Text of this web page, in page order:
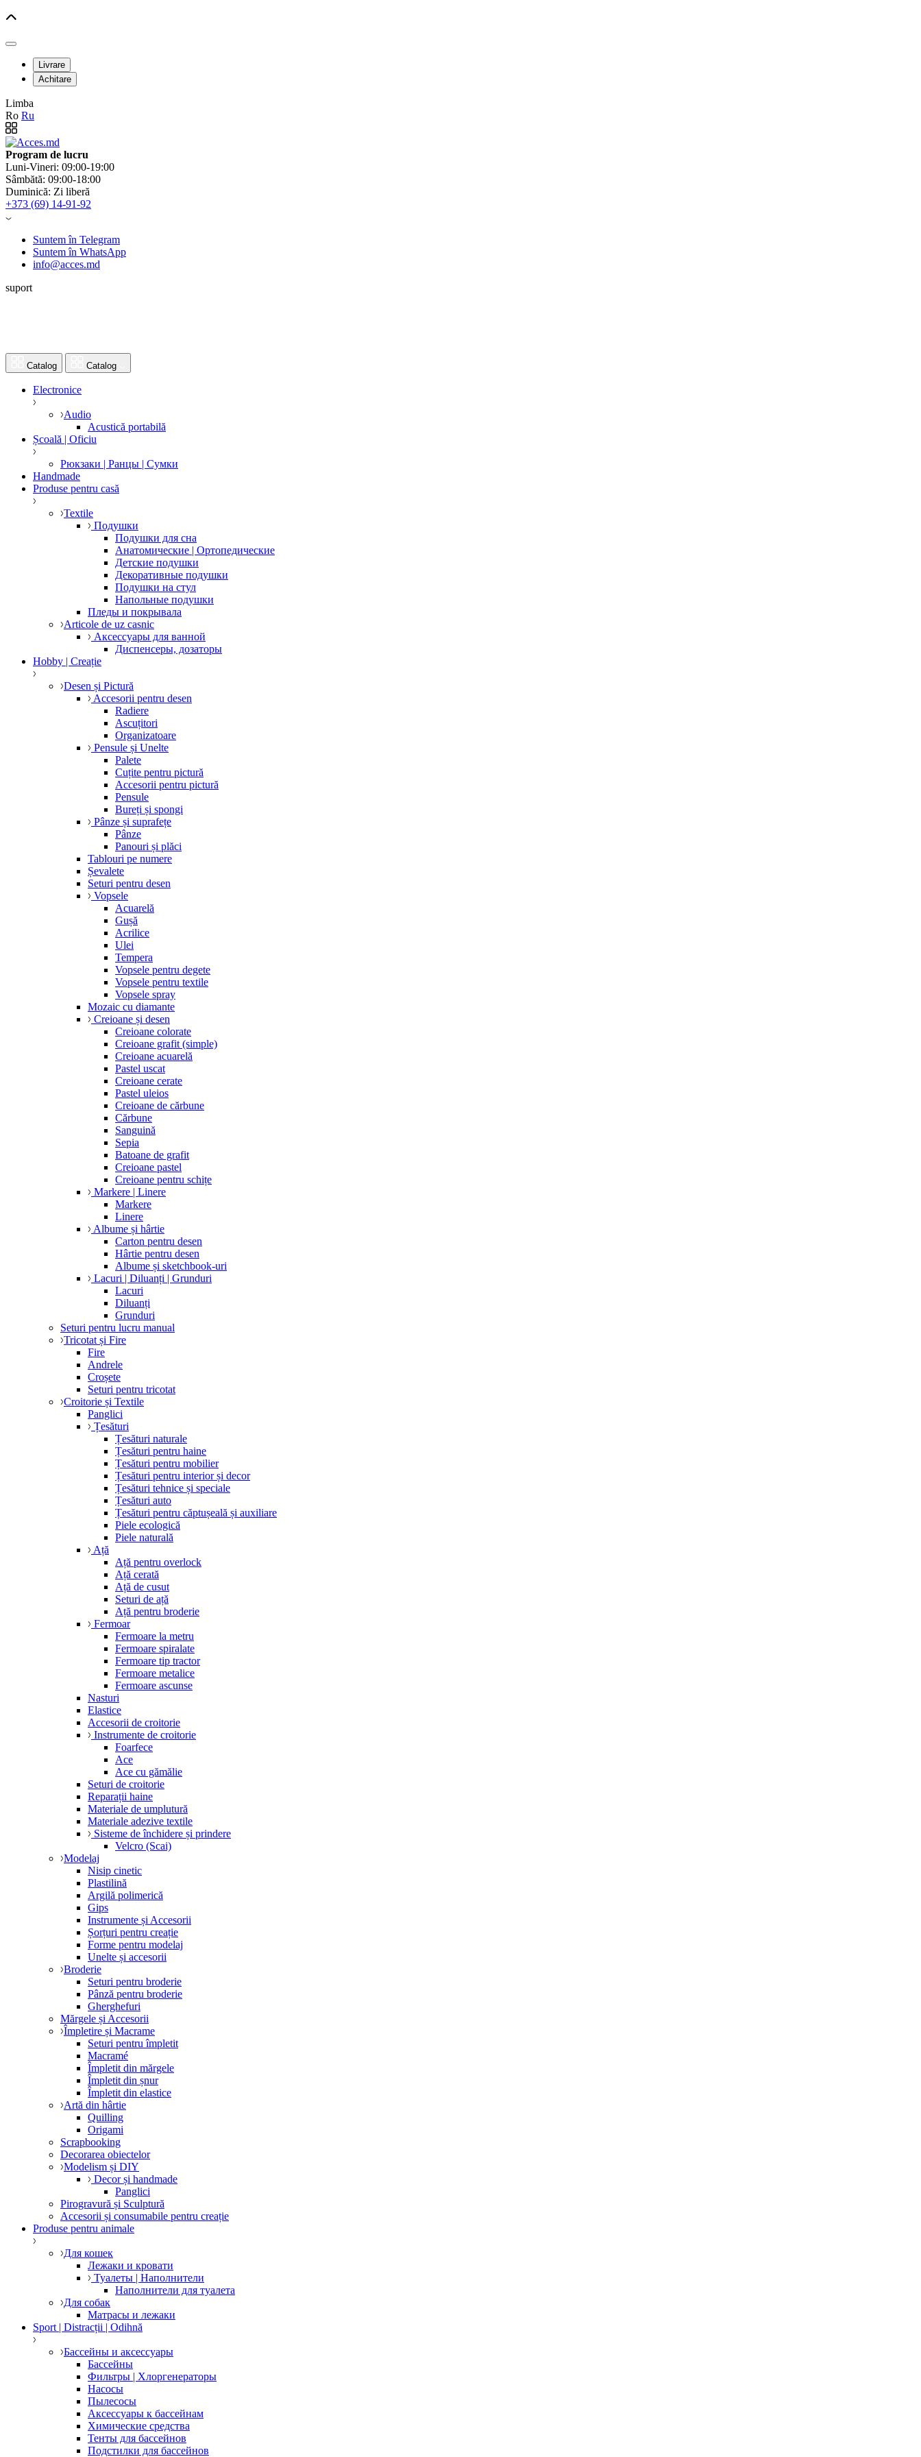
Livrare
Achitare
Limba
Ro Ru
Program de lucru
Luni-Vineri: 09:00-19:00
Sâmbătă: 09:00-18:00
Duminică: Zi liberă
+373 (69) 14-91-92
Suntem în Telegram
Suntem în WhatsApp
info@acces.md
suport
Catalog Catalog
Electronice
Audio
Acustică portabilă
Școală | Oficiu
Рюкзаки | Ранцы | Сумки
Handmade
Produse pentru casă
Textile
Подушки
Подушки для сна
Анатомические | Ортопедические
Детские подушки
Декоративные подушки
Подушки на стул
Напольные подушки
Пледы и покрывала
Articole de uz casnic
Аксессуары для ванной
Диспенсеры, дозаторы
Hobby | Creație
Desen și Pictură
Accesorii pentru desen
Radiere
Ascuțitori
Organizatoare
Pensule și Unelte
Palete
Cuțite pentru pictură
Accesorii pentru pictură
Pensule
Bureți și spongi
Pânze și suprafețe
Pânze
Panouri și plăci
Tablouri pe numere
Șevalete
Seturi pentru desen
Vopsele
Acuarelă
Gușă
Acrilice
Ulei
Tempera
Vopsele pentru degete
Vopsele pentru textile
Vopsele spray
Mozaic cu diamante
Creioane și desen
Creioane colorate
Creioane grafit (simple)
Creioane acuarelă
Pastel uscat
Creioane cerate
Pastel uleios
Creioane de cărbune
Cărbune
Sanguină
Sepia
Batoane de grafit
Creioane pastel
Creioane pentru schițe
Markere | Linere
Markere
Linere
Albume și hârtie
Carton pentru desen
Hârtie pentru desen
Albume și sketchbook-uri
Lacuri | Diluanți | Grunduri
Lacuri
Diluanți
Grunduri
Seturi pentru lucru manual
Tricotat și Fire
Fire
Andrele
Croșete
Seturi pentru tricotat
Croitorie și Textile
Panglici
Țesături
Țesături naturale
Țesături pentru haine
Țesături pentru mobilier
Țesături pentru interior și decor
Țesături tehnice și speciale
Țesături auto
Țesături pentru căptușeală și auxiliare
Piele ecologică
Piele naturală
Ață
Ață pentru overlock
Ață cerată
Ață de cusut
Seturi de ață
Ață pentru broderie
Fermoar
Fermoare la metru
Fermoare spiralate
Fermoare tip tractor
Fermoare metalice
Fermoare ascunse
Nasturi
Elastice
Accesorii de croitorie
Instrumente de croitorie
Foarfece
Ace
Ace cu gămălie
Seturi de croitorie
Reparații haine
Materiale de umplutură
Materiale adezive textile
Sisteme de închidere și prindere
Velcro (Scai)
Modelaj
Nisip cinetic
Plastilină
Argilă polimerică
Gips
Instrumente și Accesorii
Șorțuri pentru creație
Forme pentru modelaj
Unelte și accesorii
Broderie
Seturi pentru broderie
Pânză pentru broderie
Gherghefuri
Mărgele și Accesorii
Împletire și Macrame
Seturi pentru împletit
Macramé
Împletit din mărgele
Împletit din șnur
Împletit din elastice
Artă din hârtie
Quilling
Origami
Scrapbooking
Decorarea obiectelor
Modelism și DIY
Decor și handmade
Panglici
Pirogravură și Sculptură
Accesorii și consumabile pentru creație
Produse pentru animale
Для кошек
Лежаки и кровати
Туалеты | Наполнители
Наполнители для туалета
Для собак
Матрасы и лежаки
Sport | Distracții | Odihnă
Бассейны и аксессуары
Бассейны
Фильтры | Хлоргенераторы
Насосы
Пылесосы
Аксессуары к бассейнам
Химические средства
Тенты для бассейнов
Подстилки для бассейнов